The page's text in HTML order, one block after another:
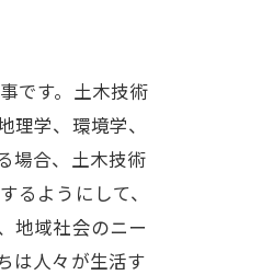
です。土木技術
学、環境学、
場合、土木技術
ようにして、
地域社会のニー
は人々が生活す